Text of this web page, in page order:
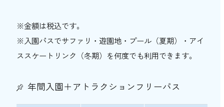
※金額は税込です。
※入園パスでサファリ・遊園地・プール（夏期）・アイ
ススケートリンク（冬期）を何度でも利用できます。
年間入園＋アトラクションフリーパス